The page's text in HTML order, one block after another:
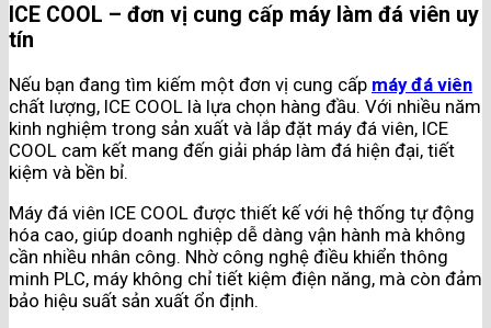
ICE COOL – đơn vị cung cấp máy làm đá viên uy
tín
Nếu bạn đang tìm kiếm một đơn vị cung cấp máy đá viên
chất lượng, ICE COOL là lựa chọn hàng đầu. Với nhiều năm
kinh nghiệm trong sản xuất và lắp đặt máy đá viên, ICE
COOL cam kết mang đến giải pháp làm đá hiện đại, tiết
kiệm và bền bỉ.
Máy đá viên ICE COOL được thiết kế với hệ thống tự động
hóa cao, giúp doanh nghiệp dễ dàng vận hành mà không
cần nhiều nhân công. Nhờ công nghệ điều khiển thông
minh PLC, máy không chỉ tiết kiệm điện năng, mà còn đảm
bảo hiệu suất sản xuất ổn định.